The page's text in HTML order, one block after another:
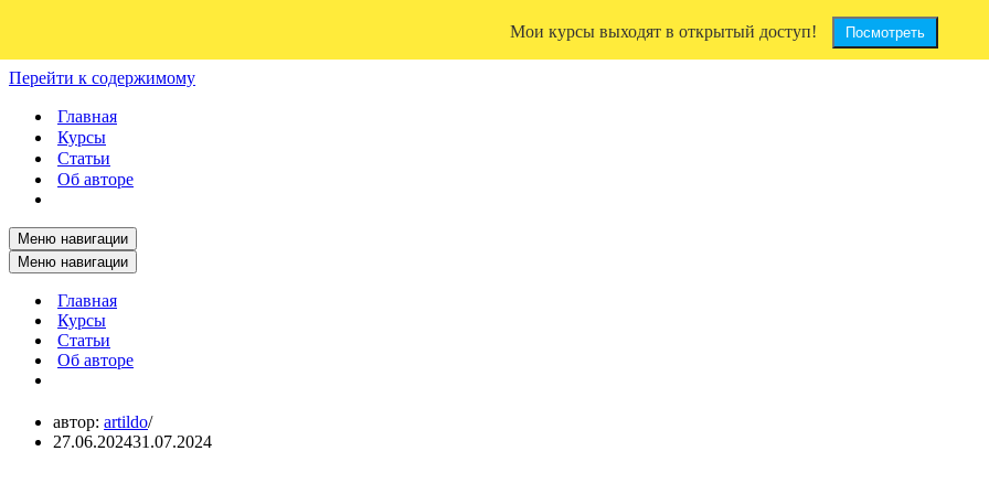
Перейти к содержимому
Главная
Курсы
Статьи
Об авторе
Меню навигации
Меню навигации
Главная
Курсы
Статьи
Об авторе
автор: artildo
27.06.202431.07.2024
Мои курсы выходят в открытый доступ! Посмотреть